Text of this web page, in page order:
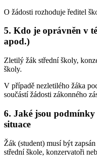
O žádosti rozhoduje ředitel
5. Kdo je oprávněn v
apod.)
Zletilý žák střední školy,
školy.
V případě nezletilého žáka
součástí žádosti zákonného
6. Jaké jsou
situace
Žák (student) musí být
střední škole, konzervatoři